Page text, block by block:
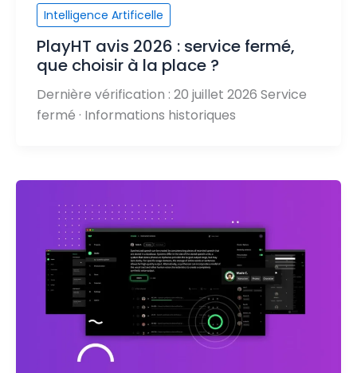
Intelligence Artificelle
PlayHT avis 2026 : service fermé,
que choisir à la place ?
Dernière vérification : 20 juillet 2026 Service
fermé · Informations historiques